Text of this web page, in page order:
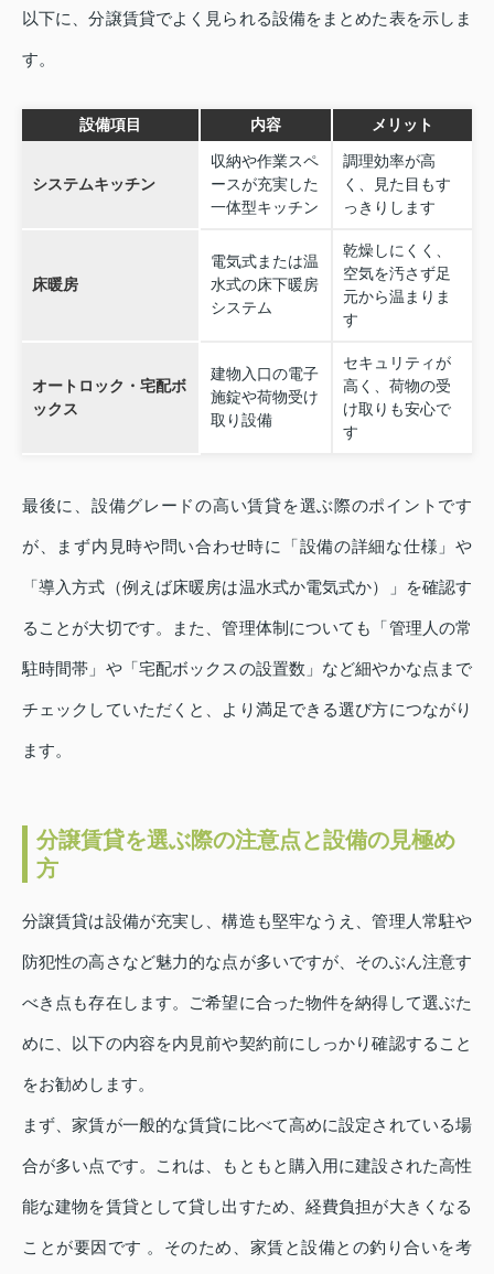
以下に、分譲賃貸でよく見られる設備をまとめた表を示しま
す。
設備項目 内容 メリット
システムキッチン
収納や作業スペ
ースが充実した
一体型キッチン
調理効率が高
く、見た目もす
っきりします
床暖房
電気式または温
水式の床下暖房
システム
乾燥しにくく、
空気を汚さず足
元から温まりま
す
オートロック・宅配ボ
ックス
建物入口の電子
施錠や荷物受け
取り設備
セキュリティが
高く、荷物の受
け取りも安心で
す
最後に、設備グレードの高い賃貸を選ぶ際のポイントです
が、まず内見時や問い合わせ時に「設備の詳細な仕様」や
「導入方式（例えば床暖房は温水式か電気式か）」を確認す
ることが大切です。また、管理体制についても「管理人の常
駐時間帯」や「宅配ボックスの設置数」など細やかな点まで
チェックしていただくと、より満足できる選び方につながり
ます。
分譲賃貸を選ぶ際の注意点と設備の見極め
方
分譲賃貸は設備が充実し、構造も堅牢なうえ、管理人常駐や
防犯性の高さなど魅力的な点が多いですが、そのぶん注意す
べき点も存在します。ご希望に合った物件を納得して選ぶた
めに、以下の内容を内見前や契約前にしっかり確認すること
をお勧めします。
まず、家賃が一般的な賃貸に比べて高めに設定されている場
合が多い点です。これは、もともと購入用に建設された高性
能な建物を賃貸として貸し出すため、経費負担が大きくなる
ことが要因です 。そのため、家賃と設備との釣り合いを考